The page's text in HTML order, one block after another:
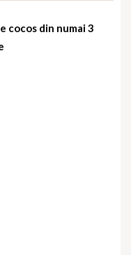
cocos din numai 3